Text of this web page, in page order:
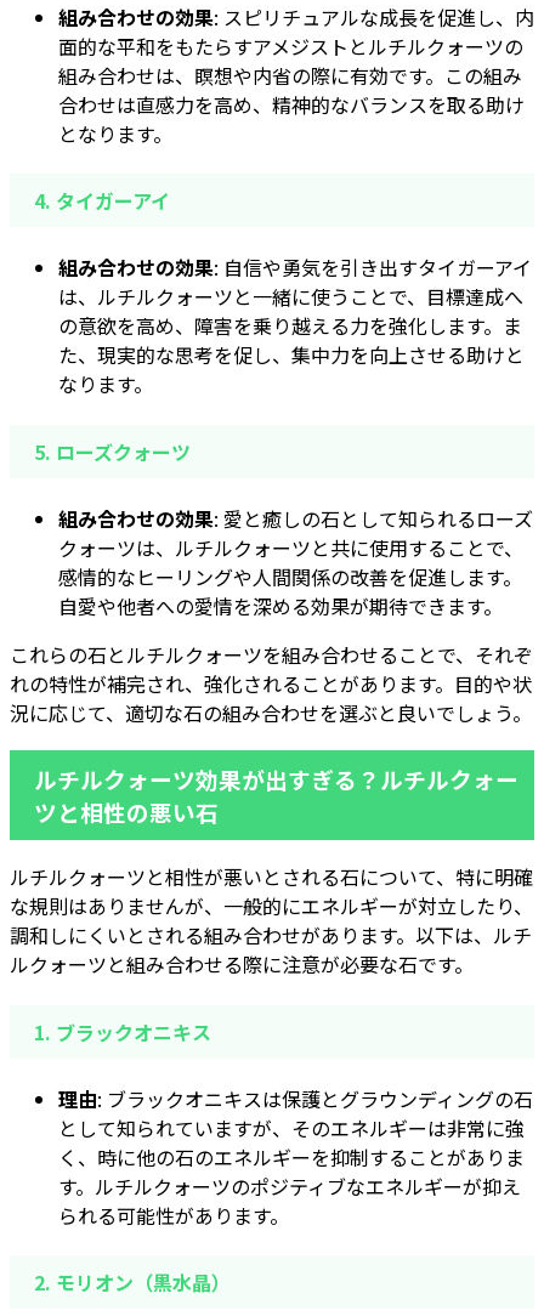
組み合わせの効果: スピリチュアルな成長を促進し、内
面的な平和をもたらすアメジストとルチルクォーツの
組み合わせは、瞑想や内省の際に有効です。この組み
合わせは直感力を高め、精神的なバランスを取る助け
となります。
4. タイガーアイ
組み合わせの効果: 自信や勇気を引き出すタイガーアイ
は、ルチルクォーツと一緒に使うことで、目標達成へ
の意欲を高め、障害を乗り越える力を強化します。ま
た、現実的な思考を促し、集中力を向上させる助けと
なります。
5. ローズクォーツ
組み合わせの効果: 愛と癒しの石として知られるローズ
クォーツは、ルチルクォーツと共に使用することで、
感情的なヒーリングや人間関係の改善を促進します。
自愛や他者への愛情を深める効果が期待できます。
これらの石とルチルクォーツを組み合わせることで、それぞ
れの特性が補完され、強化されることがあります。目的や状
況に応じて、適切な石の組み合わせを選ぶと良いでしょう。
ルチルクォーツ効果が出すぎる？ルチルクォー
ツと相性の悪い石
ルチルクォーツと相性が悪いとされる石について、特に明確
な規則はありませんが、一般的にエネルギーが対立したり、
調和しにくいとされる組み合わせがあります。以下は、ルチ
ルクォーツと組み合わせる際に注意が必要な石です。
1. ブラックオニキス
理由: ブラックオニキスは保護とグラウンディングの石
として知られていますが、そのエネルギーは非常に強
く、時に他の石のエネルギーを抑制することがありま
す。ルチルクォーツのポジティブなエネルギーが抑え
られる可能性があります。
2. モリオン（黒水晶）